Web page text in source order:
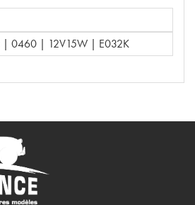
| 0460 | 12V15W | E032K